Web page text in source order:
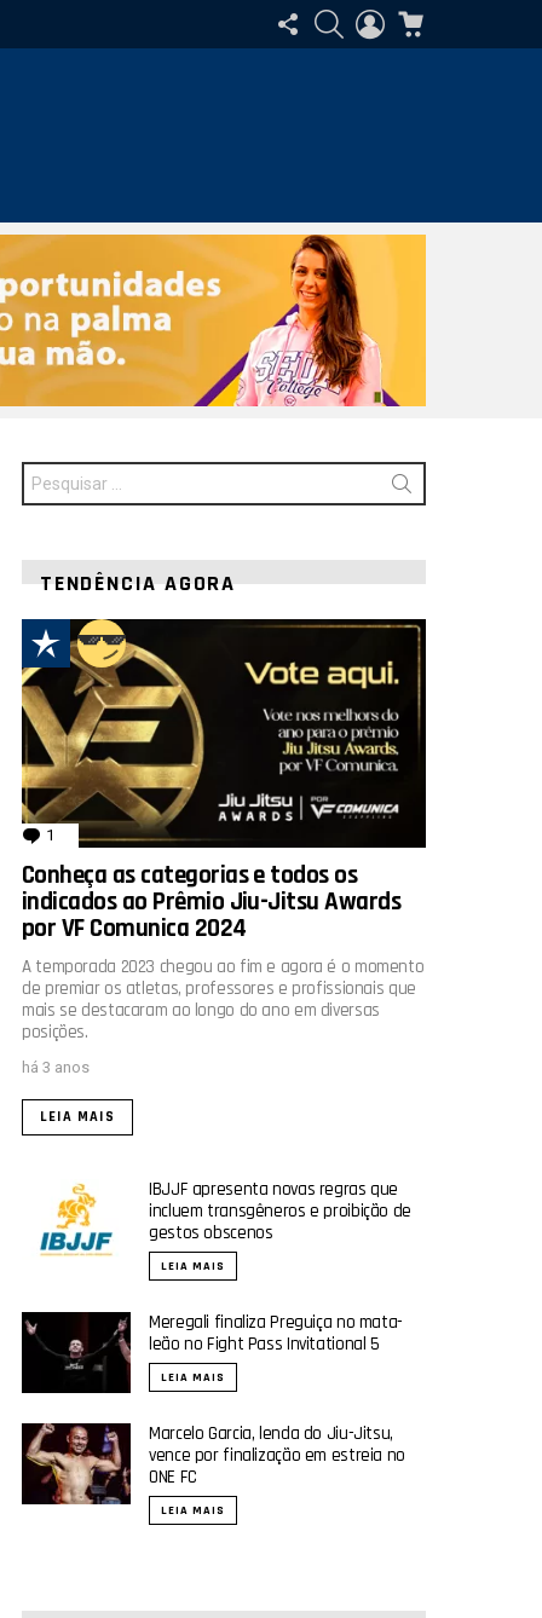
SIGA-
NOS
PESQUISAR
ENTRAR
Procurar
por:
TENDÊNCIA AGORA
1 comentário
Conheça as categorias e todos os
indicados ao Prêmio Jiu-Jitsu Awards
por VF Comunica 2024
A temporada 2023 chegou ao fim e agora é o momento
de premiar os atletas, professores e profissionais que
mais se destacaram ao longo do ano em diversas
posições.
há 3 anos
LEIA MAIS
IBJJF apresenta novas regras que
incluem transgêneros e proibição de
gestos obscenos
LEIA MAIS
Meregali finaliza Preguiça no mata-
leão no Fight Pass Invitational 5
LEIA MAIS
Marcelo Garcia, lenda do Jiu-Jitsu,
vence por finalização em estreia no
ONE FC
LEIA MAIS